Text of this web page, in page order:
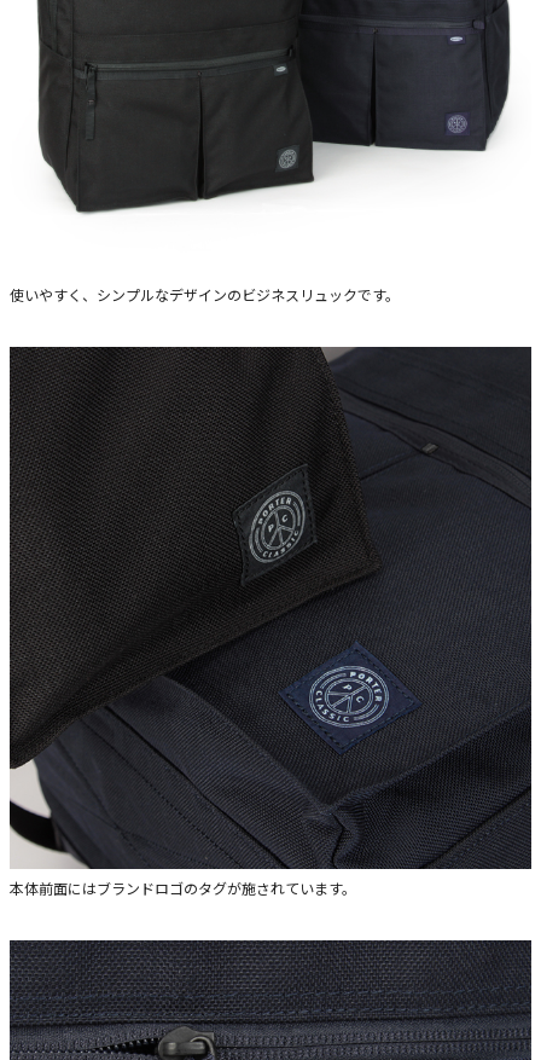
使いやすく、シンプルなデザインのビジネスリュックです。
本体前面にはブランドロゴのタグが施されています。